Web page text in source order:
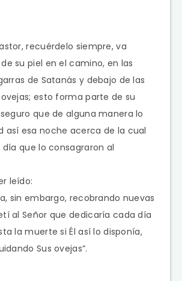
recuérdelo siempre, va
su piel en el camino, en las
de Satanás y debajo de las
esto forma parte de su
que de alguna manera lo
así esa noche acerca de la cual
que lo consagraron al
leído:
sin embargo, recobrando nuevas
al Señor que dedicaría cada día
la muerte si Él así lo disponía,
Sus ovejas”.